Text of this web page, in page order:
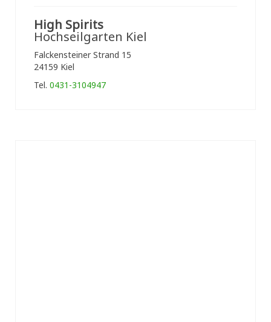
High Spirits
Hochseilgarten Kiel
Falckensteiner Strand 15
24159 Kiel
Tel. 0431-3104947